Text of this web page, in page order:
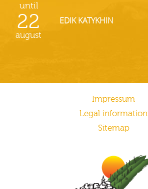
until
22
august
EDIK KATYKHIN
Impressum
Legal information
Sitemap